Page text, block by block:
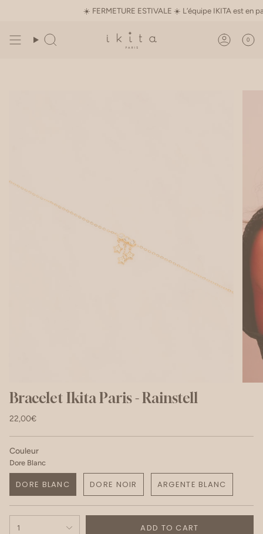
☀️ FERMETURE ESTIVALE ☀️ L’équipe IKITA est en
Search 0
Bracelet Ikita Paris - Rainstell
22,00€
Couleur
Dore Blanc
DORE BLANC DORE NOIR ARGENTE BLANC
1 ADD TO CART